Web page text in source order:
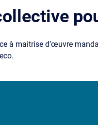
à maitrise d’œuvre